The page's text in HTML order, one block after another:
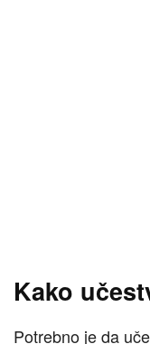
Kako
Potrebno je da